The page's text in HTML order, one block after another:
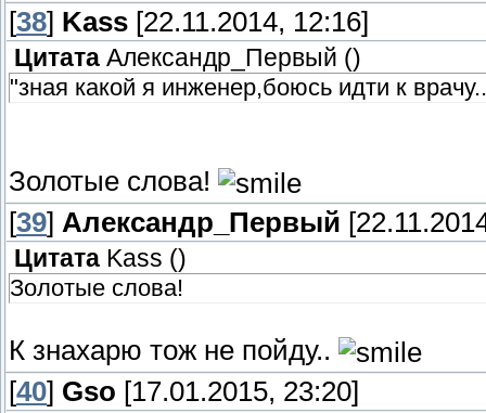
[38] Kass [22.11.2014, 12:16]
Цитата Александр_Первый ()
"зная какой я инженер,боюсь идти к
Золотые слова!
[39] Александр_Первый
Цитата Kass ()
Золотые слова!
К знахарю тож не пойду..
[40] Gso [17.01.2015, 23:20]